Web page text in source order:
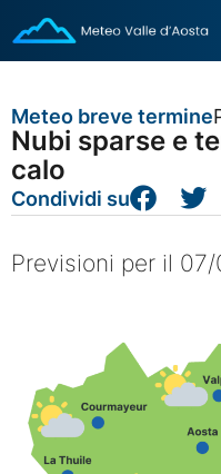
Meteo breve termine
Nubi sparse e
calo
Condividi su
Previsioni per il